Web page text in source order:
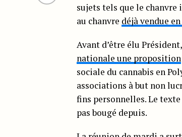
sujets tels que le
au chanvre déjà vendue
Avant d’être élu
nationale une proposition
sociale du cannabis en
associations à but non
fins personnelles. Le
pas bougé depuis.